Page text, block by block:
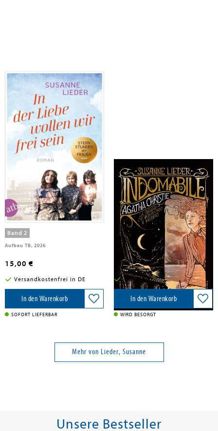
Lieder, Susanne
In der Liebe wollen wir frei sein
Band 2
Aufbau TB, 2026
15,00 €
Versandkostenfrei in DE
In den Warenkorb
SOFORT LIEFERBAR
Lieder, Susanne
Indomabile. Agatha Christie. La
ragazza che ha inventato il
mistero
Giunti Editore, 2026
32,50 €
Versandkostenfrei in DE
In den Warenkorb
WIRD BESORGT
Mehr von Lieder, Susanne
Unsere Bestseller